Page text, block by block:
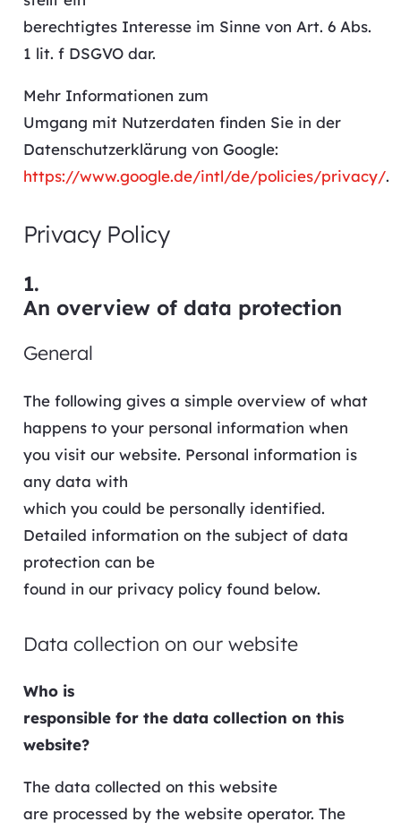
berechtigtes Interesse im Sinne von Art. 6 Abs.
1 lit. f DSGVO dar.
Mehr Informationen zum
Umgang mit Nutzerdaten finden Sie in der
Datenschutzerklärung von Google:
https://www.google.de/intl/de/policies/privacy/.
Privacy Policy
1.
An overview of data protection
General
The following gives a simple overview of what
happens to your personal information when
you visit our website. Personal information is
any data with
which you could be personally identified.
Detailed information on the subject of data
protection can be
found in our privacy policy found below.
Data collection on our website
Who is
responsible for the data collection on this
website?
The data collected on this website
are processed by the website operator. The